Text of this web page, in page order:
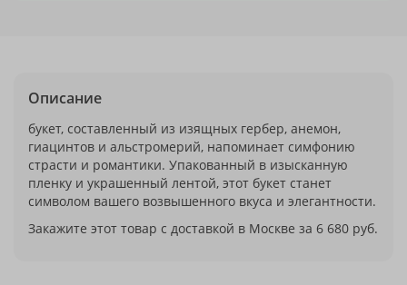
Описание
букет, составленный из изящных гербер, анемон,
гиацинтов и альстромерий, напоминает симфонию
страсти и романтики. Упакованный в изысканную
пленку и украшенный лентой, этот букет станет
символом вашего возвышенного вкуса и элегантности.
Закажите этот товар с доставкой в Москве за 6 680 руб.